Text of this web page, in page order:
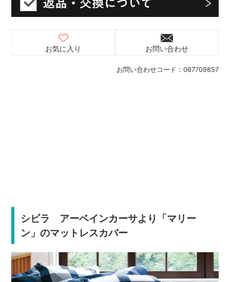
お問い合わせコード： 067709857
お気に入り お問い合わせ
シビラ アーベインカーサより「マリー
ン」のマットレスカバー